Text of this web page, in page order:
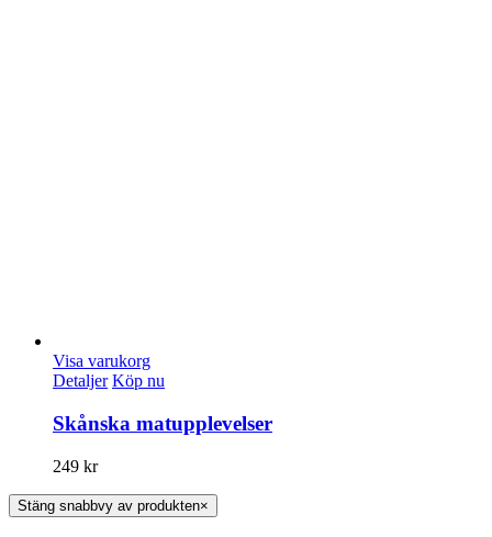
Visa varukorg
Detaljer Köp nu
Skånska matupplevelser
249 kr
Stäng snabbvy av produkten×